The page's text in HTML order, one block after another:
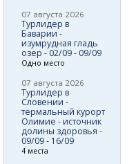
07 августа 2026
Турлидер в
Баварии -
изумрудная гладь
озер - 02/09 - 09/09
Одно место
07 августа 2026
Турлидер в
Словении -
термальный курорт
Олимие - источник
долины здоровья -
09/09 - 16/09
4 места